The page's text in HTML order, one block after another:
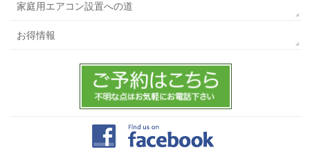
家庭用エアコン設置への道
お得情報